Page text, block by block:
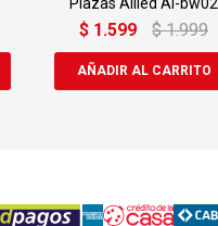
$ 1.599 $ 1.999